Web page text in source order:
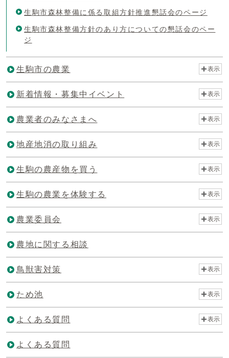
生駒市森林整備に係る取組方針推進懇話会のページ
生駒市森林整備方針のあり方についての懇話会のペー
ジ
生駒市の農業 表示
新着情報・募集中イベント 表示
農業者のみなさまへ 表示
地産地消の取り組み 表示
生駒の農産物を買う 表示
生駒の農業を体験する 表示
農業委員会 表示
農地に関する相談
鳥獣害対策 表示
ため池 表示
よくある質問 表示
よくある質問